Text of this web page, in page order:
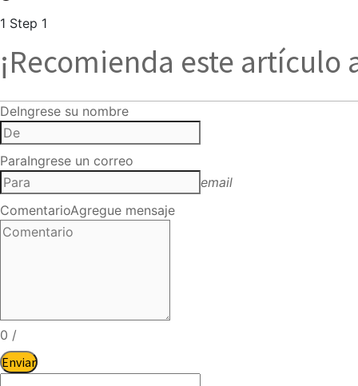
1 Step 1
¡Recomienda este artículo
DeIngrese su nombre
ParaIngrese un correo
email
ComentarioAgregue mensaje
0 /
Enviar